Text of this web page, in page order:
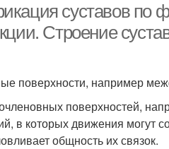
суставов по
Строение
поверхности, например
поверхностей,
в которых движения могут
общность их связок.